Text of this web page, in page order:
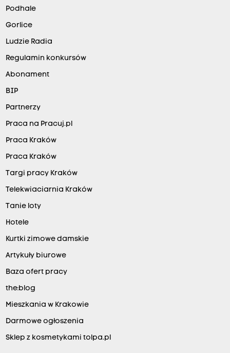
Podhale
Gorlice
Ludzie Radia
Regulamin konkursów
Abonament
BIP
Partnerzy
Praca na Pracuj.pl
Praca Kraków
Praca Kraków
Targi pracy Kraków
Telekwiaciarnia Kraków
Tanie loty
Hotele
Kurtki zimowe damskie
Artykuły biurowe
Baza ofert pracy
the:blog
Mieszkania w Krakowie
Darmowe ogłoszenia
Sklep z kosmetykami tolpa.pl